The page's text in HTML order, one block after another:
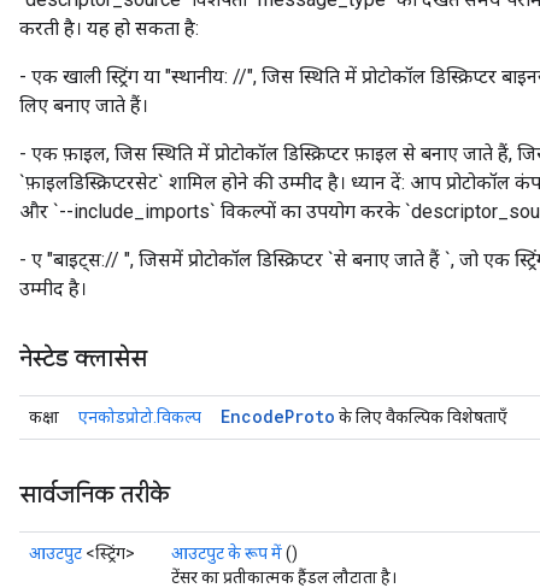
करती है। यह हो सकता है:
- एक खाली स्ट्रिंग या "स्थानीय: //", जिस स्थिति में प्रोटोकॉल डिस्क्रिप्टर
लिए बनाए जाते हैं।
- एक फ़ाइल, जिस स्थिति में प्रोटोकॉल डिस्क्रिप्टर फ़ाइल से बनाए जाते हैं,
`फ़ाइलडिस्क्रिप्टरसेट` शामिल होने की उम्मीद है। ध्यान दें: आप
और `--include_imports` विकल्पों का उपयोग करके
- ए "बाइट्स:// ", जिसमें प्रोटोकॉल डिस्क्रिप्टर `से बनाए जाते हैं `, जो एक
उम्मीद है।
नेस्टेड क्लासेस
कक्षा एनकोडप्रोटो.विकल्प EncodeProto के लिए वैकल्पिक विशेषताएँ
सार्वजनिक तरीके
आउटपुट <स्ट्रिंग> आउटपुट के रूप में()
टेंसर का प्रतीकात्मक हैंडल लौटाता है।